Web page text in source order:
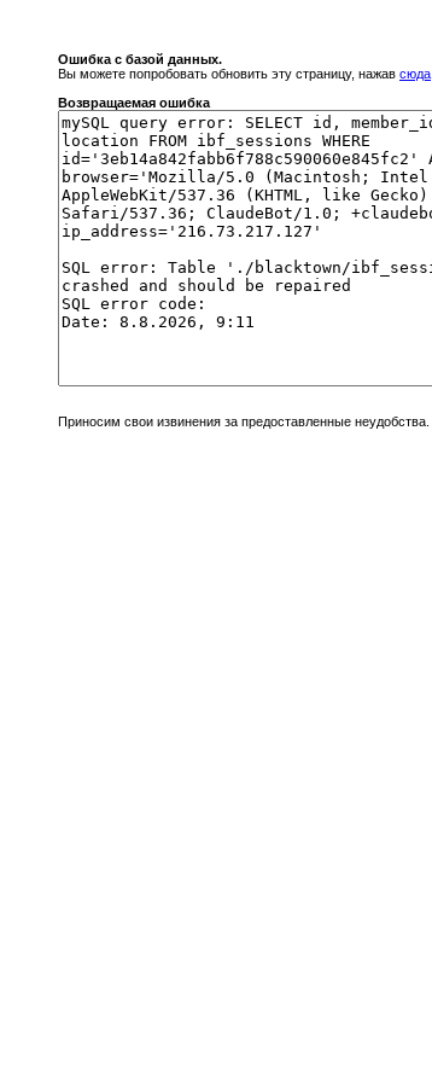
Ошибка с базой данных.
Вы можете попробовать обновить эту страницу, нажав сюда
Возвращаемая ошибка
Приносим свои извинения за предоставленные неудобства.